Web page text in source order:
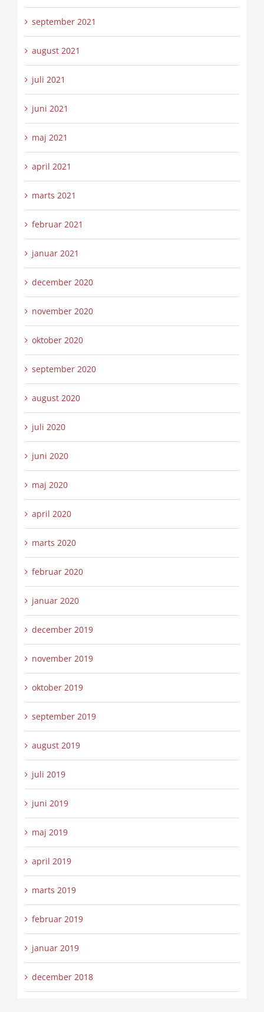
september 2021
august 2021
juli 2021
juni 2021
maj 2021
april 2021
marts 2021
februar 2021
januar 2021
december 2020
november 2020
oktober 2020
september 2020
august 2020
juli 2020
juni 2020
maj 2020
april 2020
marts 2020
februar 2020
januar 2020
december 2019
november 2019
oktober 2019
september 2019
august 2019
juli 2019
juni 2019
maj 2019
april 2019
marts 2019
februar 2019
januar 2019
december 2018